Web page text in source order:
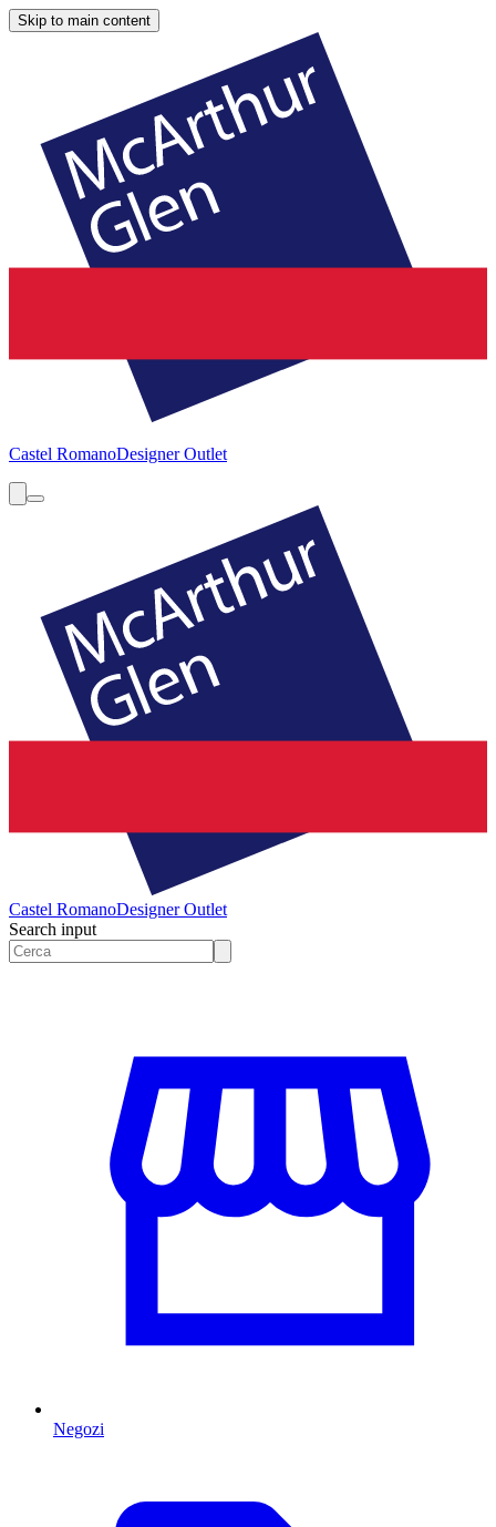
Skip to main content
Castel RomanoDesigner Outlet
Castel RomanoDesigner Outlet
Search input
Negozi